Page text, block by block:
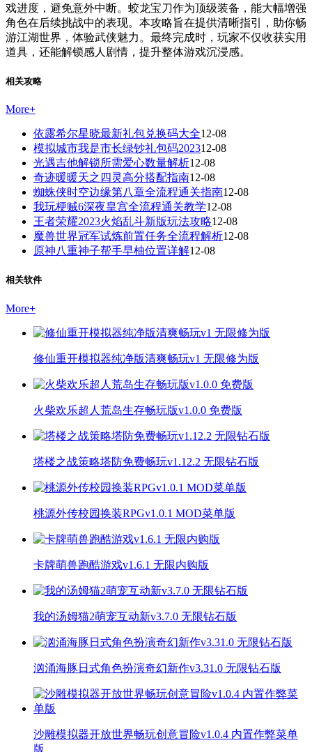
戏进度，避免意外中断。蛟龙宝刀作为顶级装备，能大幅增强
角色在后续挑战中的表现。本攻略旨在提供清晰指引，助你畅
游江湖世界，体验武侠魅力。最终完成时，玩家不仅收获实用
道具，还能解锁感人剧情，提升整体游戏沉浸感。
相关攻略
More+
依露希尔星晓最新礼包兑换码大全12-08
模拟城市我是市长绿钞礼包码202312-08
光遇吉他解锁所需爱心数量解析12-08
奇迹暖暖天之四灵高分搭配指南12-08
蜘蛛侠时空边缘第八章全流程通关指南12-08
我玩梗贼6深夜皇宫全流程通关教学12-08
王者荣耀2023火焰乱斗新版玩法攻略12-08
魔兽世界冠军试炼前置任务全流程解析12-08
原神八重神子帮手早柚位置详解12-08
相关软件
More+
修仙重开模拟器纯净版清爽畅玩v1 无限修为版
火柴欢乐超人荒岛生存畅玩版v1.0.0 免费版
塔楼之战策略塔防免费畅玩v1.12.2 无限钻石版
桃源外传校园换装RPGv1.0.1 MOD菜单版
卡牌萌兽跑酷游戏v1.6.1 无限内购版
我的汤姆猫2萌宠互动新v3.7.0 无限钻石版
汹涌海豚日式角色扮演奇幻新作v3.31.0 无限钻石版
沙雕模拟器开放世界畅玩创意冒险v1.0.4 内置作弊菜单
版